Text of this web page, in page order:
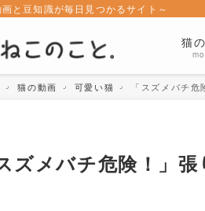
画と豆知識が毎日見つかるサイト～
猫
猫の動画 可愛い猫 「スズメバチ
ズメバチ危険！」